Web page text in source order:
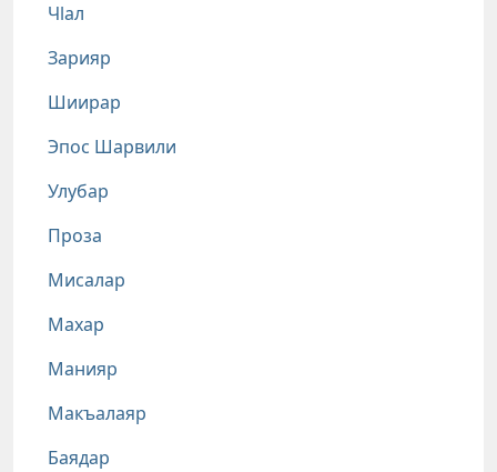
Чlал
Зарияр
Шиирар
Эпос Шарвили
Улубар
Проза
Мисалар
Махар
Манияр
Макъалаяр
Баядар